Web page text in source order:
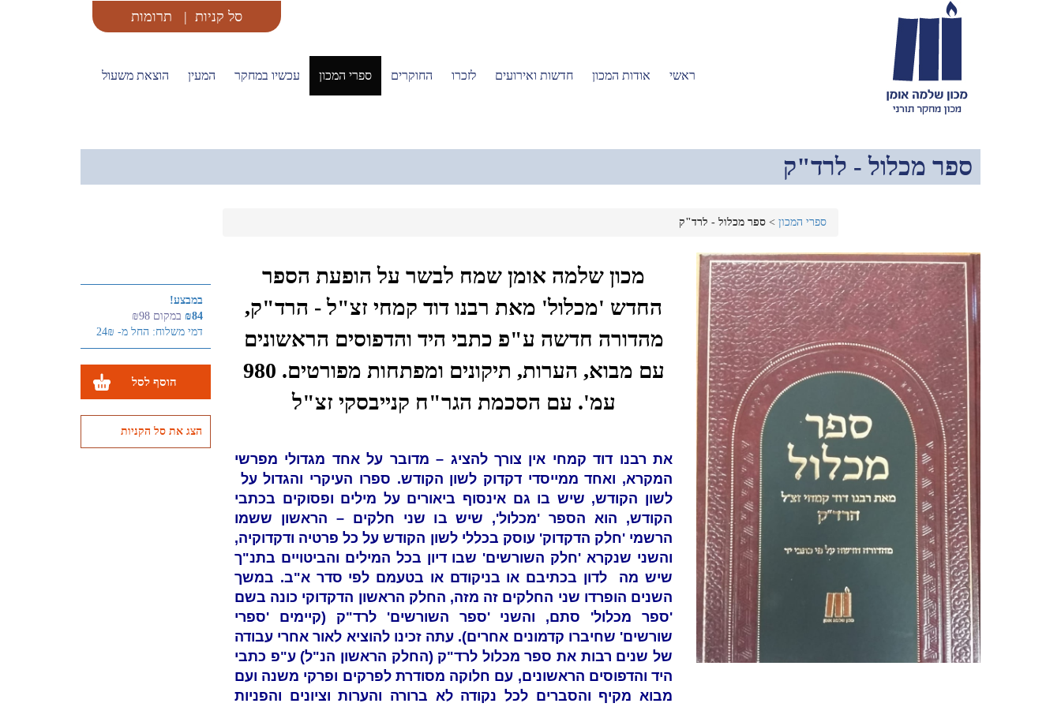
סל קניות | תרומות
ראשי אודות המכון חדשות ואירועים לזכרו החוקרים ספרי המכון עכשיו במחקר המעין הוצאת משעול
ספר מכלול - לרד"ק
ספרי המכון > ספר מכלול - לרד"ק
מכון שלמה אומן שמח לבשר על הופעת הספר
החדש 'מכלול' מאת רבנו דוד קמחי זצ"ל - הרד"ק,
מהדורה חדשה ע"פ כתבי היד והדפוסים הראשונים
עם מבוא, הערות, תיקונים ומפתחות מפורטים. 980
עמ'. עם הסכמת הגר"ח קנייבסקי זצ"ל
את רבנו דוד קמחי אין צורך להציג – מדובר על אחד מגדולי מפרשי
המקרא, ואחד ממייסדי דקדוק לשון הקודש. ספרו העיקרי והגדול על
לשון הקודש, שיש בו גם אינסוף ביאורים על מילים ופסוקים בכתבי
הקודש, הוא הספר 'מכלול', שיש בו שני חלקים – הראשון ששמו
הרשמי 'חלק הדקדוק' עוסק בכללי לשון הקודש על כל פרטיה ודקדוקיה,
והשני שנקרא 'חלק השורשים' שבו דיון בכל המילים והביטויים בתנ"ך
שיש מה לדון בכתיבם או בניקודם או בטעמם לפי סדר א"ב. במשך
השנים הופרדו שני החלקים זה מזה, החלק הראשון הדקדוקי כונה בשם
'ספר מכלול' סתם, והשני 'ספר השורשים' לרד"ק (קיימים 'ספרי
שורשים' שחיברו קדמונים אחרים). עתה זכינו להוציא לאור אחרי עבודה
של שנים רבות את ספר מכלול לרד"ק (החלק הראשון הנ"ל) ע"פ כתבי
היד והדפוסים הראשונים, עם חלוקה מסודרת לפרקים ופרקי משנה ועם
מבוא מקיף והסברים לכל נקודה לא ברורה והערות וציונים והפניות
במבצע!
₪84 במקום ₪98
דמי משלוח: החל מ- 24₪
הוסף לסל
הצג את סל הקניות